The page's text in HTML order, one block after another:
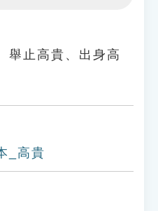
舉止高貴、出身高
_高貴